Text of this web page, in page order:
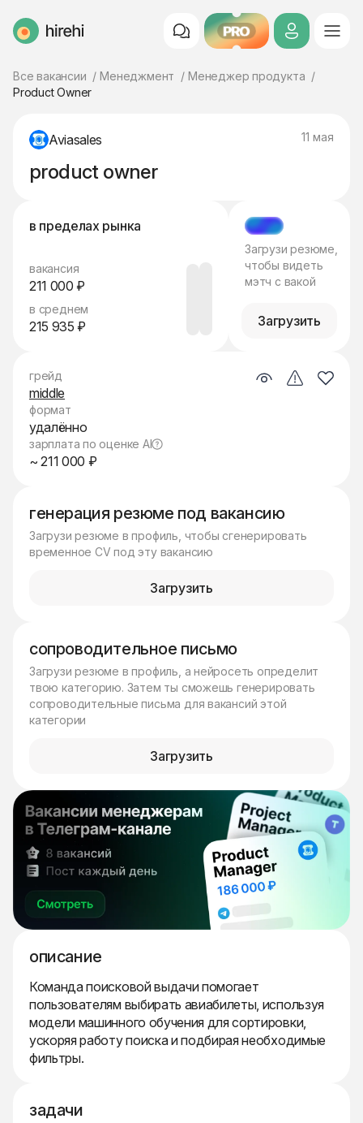
HireHi PRO
Все вакансии Менеджмент
Менеджер продукта
Product Owner
Aviasales 11 мая
product owner
в пределах рынка
вакансия
211 000 ₽
в среднем
215 935 ₽
МЭТЧ
Загрузи резюме,
чтобы видеть
мэтч с вакой
Загрузить
генерация резюме под вакансию
Загрузи резюме в профиль, чтобы сгенерировать
временное CV под эту вакансию
Загрузить
сопроводительное письмо
Загрузи резюме в профиль, а нейросеть определит
твою категорию. Затем ты сможешь генерировать
сопроводительные письма для вакансий этой
категории
Загрузить
описание
Команда поисковой выдачи помогает
пользователям выбирать авиабилеты, используя
модели машинного обучения для сортировки,
ускоряя работу поиска и подбирая необходимые
фильтры.
задачи
грейд
middle
формат
удалённо
зарплата по оценке AI
~ 211 000 ₽